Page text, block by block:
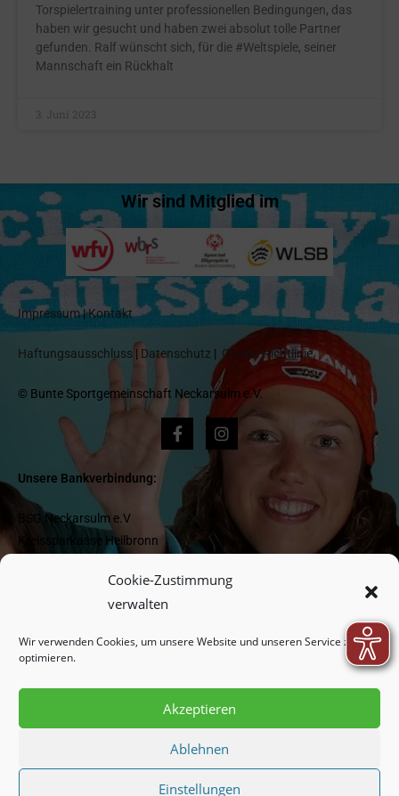
Cookie-Zustimmung
verwalten
Wir verwenden Cookies, um unsere Website und unseren Service zu
optimieren.
Akzeptieren
Ablehnen
Einstellungen
Torspielertraining unter professionellen Bedingungen, das
haben wir gesucht und haben zwei absolut tolle Partner
gefunden. Ralf wünscht sich, für die #Weltspiele, seiner
Mannschaft ein Rückhalt
3. Juni 2023
Wir sind Mitglied im
Impressum|Kontakt
Haftungsausschluss | Datenschutz | Cookie-Richtlinie
© Bunte Sportgemeinschaft Neckarsulm e.V.
Unsere Bankverbindung:
BSG Neckarsulm e.V
Kreissparkasse Heilbronn
BIC HEISDE66XXX
Newsletter:
Indem Sie fortfahren, akzeptieren Sie unsere
Datenschutzerklärung.